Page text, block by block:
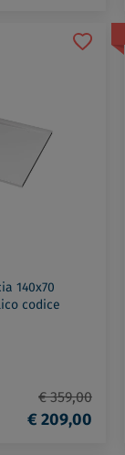
140x70
codice
€ 359,00
€ 209,00